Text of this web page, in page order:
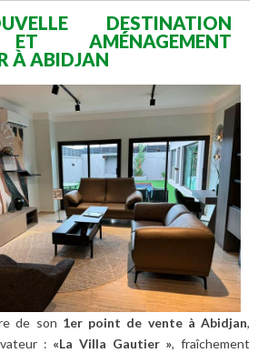
DESTINATION
AMÉNAGEMENT
À ABIDJAN
de son 1er point de vente àAbidjan,
: «La Villa Gautier », fraîchement